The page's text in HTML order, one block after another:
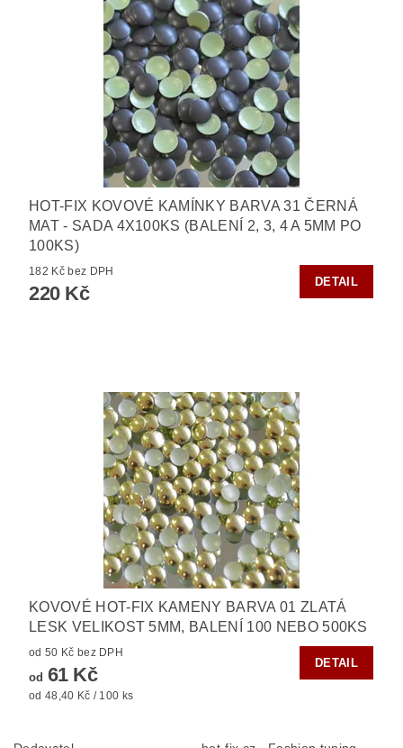
HOT-FIX KOVOVÉ KAMÍNKY BARVA 31 ČERNÁ
MAT - SADA 4X100KS (BALENÍ 2, 3, 4 A 5MM PO
100KS)
182 Kč bez DPH
220 Kč
DETAIL
KOVOVÉ HOT-FIX KAMENY BARVA 01 ZLATÁ
LESK VELIKOST 5MM, BALENÍ 100 NEBO 500KS
od 50 Kč bez DPH
od 61 Kč
od 48,40 Kč / 100 ks
DETAIL